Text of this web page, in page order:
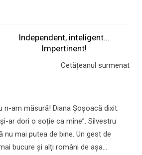
Independent, inteligent...
Impertinent!
Cetățeanul surmenat
n-am măsură! Diana Șoșoacă dixit:
ar dori o soție ca mine”. Silvestru
nu mai putea de bine. Un gest de
bucure și alți români de așa...